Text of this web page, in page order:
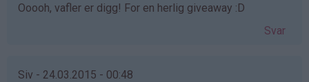
Ooooh, vafler er digg! For en herlig giveaway :D
Svar
Siv - 24.03.2015 - 00:48